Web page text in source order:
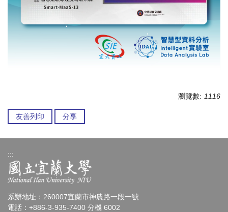
瀏覽數: 1116
友善列印 分享
:::
系辦地址：260007宜蘭市神農路一段一號
電話：+886-3-935-7400 分機 6002